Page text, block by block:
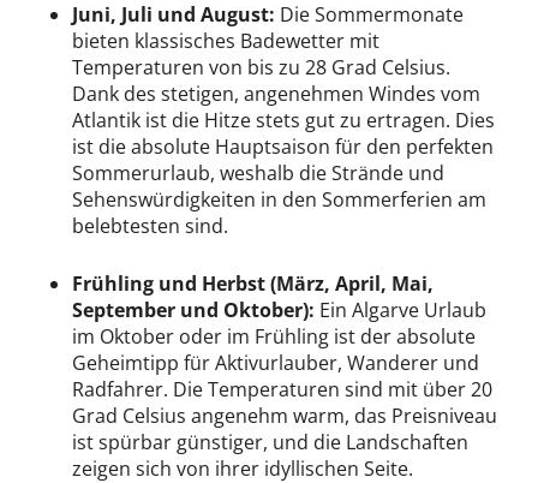
Juni, Juli und August: Die Sommermonate
bieten klassisches Badewetter mit
Temperaturen von bis zu 28 Grad Celsius.
Dank des stetigen, angenehmen Windes vom
Atlantik ist die Hitze stets gut zu ertragen. Dies
ist die absolute Hauptsaison für den perfekten
Sommerurlaub, weshalb die Strände und
Sehenswürdigkeiten in den Sommerferien am
belebtesten sind.
Frühling und Herbst (März, April, Mai,
September und Oktober): Ein Algarve Urlaub
im Oktober oder im Frühling ist der absolute
Geheimtipp für Aktivurlauber, Wanderer und
Radfahrer. Die Temperaturen sind mit über 20
Grad Celsius angenehm warm, das Preisniveau
ist spürbar günstiger, und die Landschaften
zeigen sich von ihrer idyllischen Seite.